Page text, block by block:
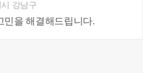
강남구
민을 해결해드립니다.